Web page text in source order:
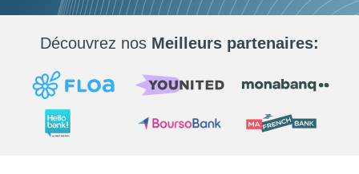
Découvrez nos Meilleurs partenaires: